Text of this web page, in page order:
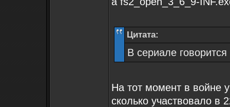
Цитата:
В сериале
На тот момент в войне
сколько участвовало в